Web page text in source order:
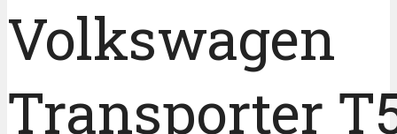
Volkswagen
Transporter